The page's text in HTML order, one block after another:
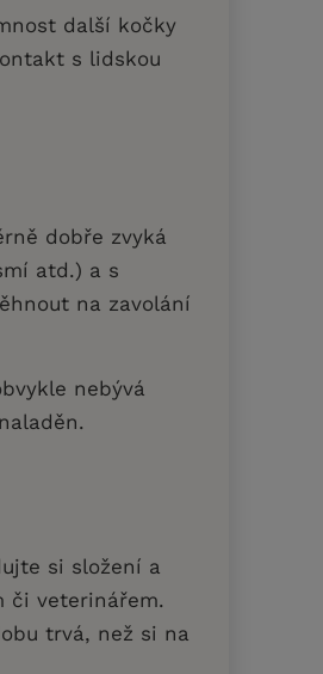
další kočky
s lidskou
dobře zvyká
atd.) a s
na zavolání
nebývá
si složení a
či veterinářem.
trvá, než si na